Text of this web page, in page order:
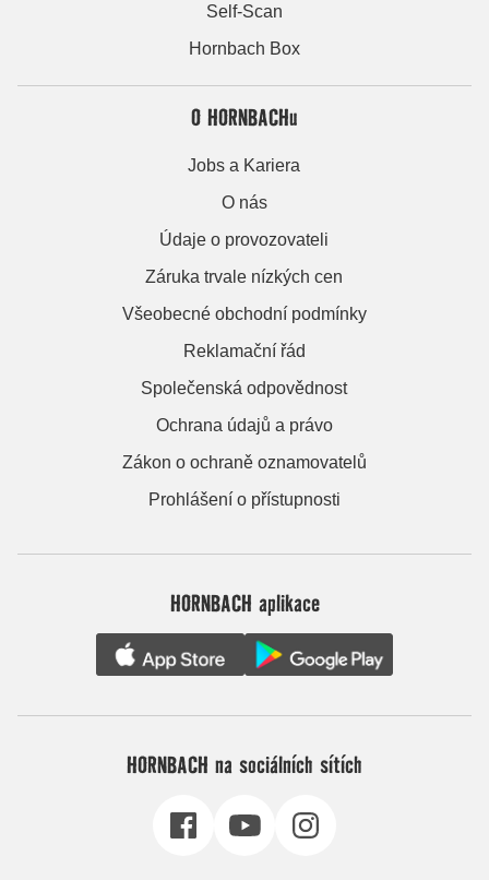
Self-Scan
Hornbach Box
O HORNBACHu
Jobs a Kariera
O nás
Údaje o provozovateli
Záruka trvale nízkých cen
Všeobecné obchodní podmínky
Reklamační řád
Společenská odpovědnost
Ochrana údajů a právo
Zákon o ochraně oznamovatelů
Prohlášení o přístupnosti
HORNBACH aplikace
HORNBACH na sociálních sítích